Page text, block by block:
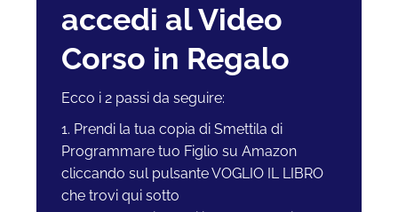
accedi al Video
Corso in Regalo
Ecco i 2 passi da seguire:
1. Prendi la tua copia di Smettila di
Programmare tuo Figlio su Amazon
cliccando sul pulsante VOGLIO IL LIBRO
che trovi qui sotto